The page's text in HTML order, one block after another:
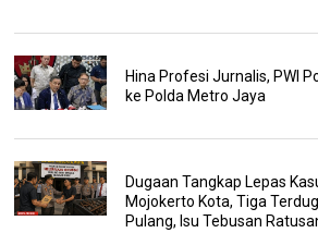
Hina Profesi Jurnalis, PWI
ke Polda Metro Jaya
Dugaan Tangkap Lepas
Mojokerto Kota, Tiga
Pulang, Isu Tebusan